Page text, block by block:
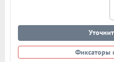
Фиксаторы